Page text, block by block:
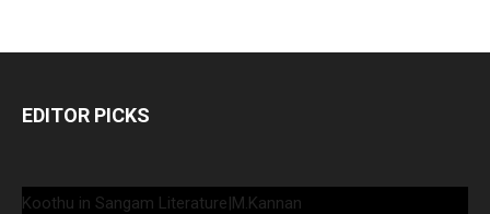
EDITOR PICKS
Koothu in Sangam Literature|M.Kannan